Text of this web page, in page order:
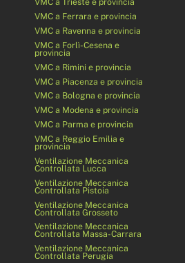
VMC a Ferrara e provincia
VMC a Ravenna e provincia
VMC a Forlì-Cesena e
provincia
VMC a Rimini e provincia
VMC a Piacenza e provincia
VMC a Bologna e provincia
VMC a Modena e provincia
VMC a Parma e provincia
VMC a Reggio Emilia e
provincia
Ventilazione Meccanica
Controllata Lucca
Ventilazione Meccanica
Controllata Pistoia
Ventilazione Meccanica
Controllata Grosseto
Ventilazione Meccanica
Controllata Massa-Carrara
Ventilazione Meccanica
Controllata Perugia